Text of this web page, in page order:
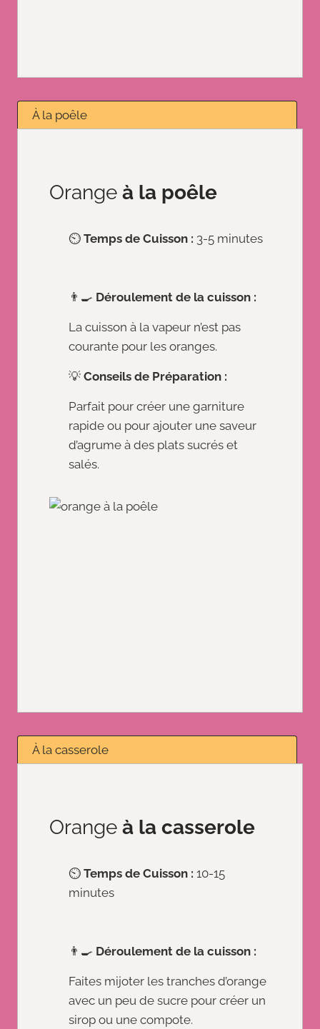
À la poêle
Orange à la poêle
⏲️ Temps de Cuisson : 3-5 minutes
👨‍🍳 Déroulement de la cuisson :
La cuisson à la vapeur n’est pas
courante pour les oranges.
💡 Conseils de Préparation :
Parfait pour créer une garniture
rapide ou pour ajouter une saveur
d’agrume à des plats sucrés et
salés.
À la casserole
Orange à la casserole
⏲️ Temps de Cuisson : 10-15
minutes
👨‍🍳 Déroulement de la cuisson :
Faites mijoter les tranches d’orange
avec un peu de sucre pour créer un
sirop ou une compote.